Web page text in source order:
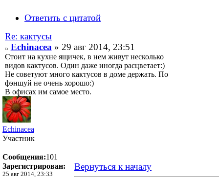
Ответить с цитатой
Re: кактусы
Echinacea» 29 авг 2014, 23:51
Стоит на кухне ящичек, в нем живут несколько
видов кактусов. Один даже иногда расцветает:)
Не советуют много кактусов в доме держать. По
фэншуй не очень хорошо:)
В офисах им самое место.
Echinacea
Участник
Сообщения:101
Зарегистрирован:
25 авг 2014, 23:33
Вернуться к началу